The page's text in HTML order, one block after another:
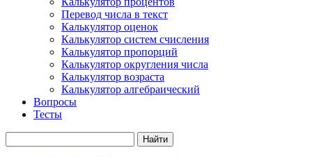
Перевод числа в текст
Калькулятор оценок
Калькулятор систем счисления
Калькулятор пропорций
Калькулятор округления числа
Калькулятор возраста
Калькулятор алгебраический
Вопросы
Тесты
Найти